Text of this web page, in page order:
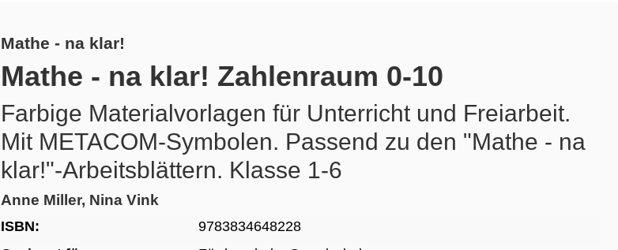
Mathe - na klar!
Mathe - na klar! Zahlenraum 0-10
Farbige Materialvorlagen für Unterricht und Freiarbeit.
Mit METACOM-Symbolen. Passend zu den "Mathe - na
klar!"-Arbeitsblättern. Klasse 1-6
Anne Miller, Nina Vink
ISBN:
9783834648228